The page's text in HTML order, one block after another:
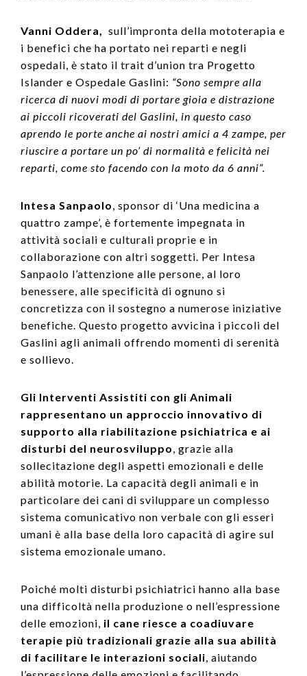
Vanni Oddera, sull’impronta della mototerapia e
i benefici che ha portato nei reparti e negli
ospedali, è stato il trait d’union tra Progetto
Islander e Ospedale Gaslini: “Sono sempre alla
ricerca di nuovi modi di portare gioia e distrazione
ai piccoli ricoverati del Gaslini, in questo caso
aprendo le porte anche ai nostri amici a 4 zampe, per
riuscire a portare un po’ di normalità e felicità nei
reparti, come sto facendo con la moto da 6 anni”.
Intesa Sanpaolo, sponsor di ‘Una medicina a
quattro zampe’, è fortemente impegnata in
attività sociali e culturali proprie e in
collaborazione con altri soggetti. Per Intesa
Sanpaolo l’attenzione alle persone, al loro
benessere, alle specificità di ognuno si
concretizza con il sostegno a numerose iniziative
benefiche. Questo progetto avvicina i piccoli del
Gaslini agli animali offrendo momenti di serenità
e sollievo.
Gli Interventi Assistiti con gli Animali
rappresentano un approccio innovativo di
supporto alla riabilitazione psichiatrica e ai
disturbi del neurosviluppo, grazie alla
sollecitazione degli aspetti emozionali e delle
abilità motorie. La capacità degli animali e in
particolare dei cani di sviluppare un complesso
sistema comunicativo non verbale con gli esseri
umani è alla base della loro capacità di agire sul
sistema emozionale umano.
Poiché molti disturbi psichiatrici hanno alla base
una difficoltà nella produzione o nell’espressione
delle emozioni, il cane riesce a coadiuvare
terapie più tradizionali grazie alla sua abilità
di facilitare le interazioni sociali, aiutando